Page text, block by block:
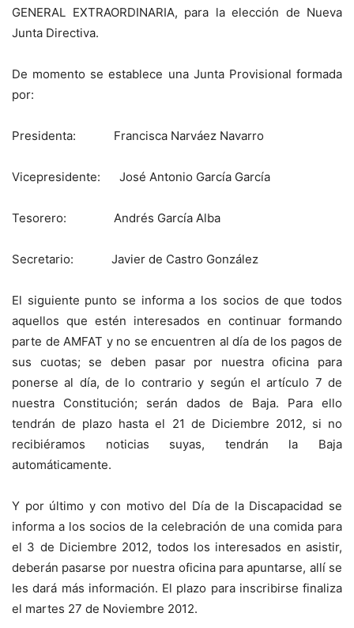
GENERAL EXTRAORDINARIA, para la elección de Nueva
Junta Directiva.
De momento se establece una Junta Provisional formada
por:
Presidenta: Francisca Narváez Navarro
Vicepresidente: José Antonio García García
Tesorero: Andrés García Alba
Secretario: Javier de Castro González
El siguiente punto se informa a los socios de que todos
aquellos que estén interesados en continuar formando
parte de AMFAT y no se encuentren al día de los pagos de
sus cuotas; se deben pasar por nuestra oficina para
ponerse al día, de lo contrario y según el artículo 7 de
nuestra Constitución; serán dados de Baja. Para ello
tendrán de plazo hasta el 21 de Diciembre 2012, si no
recibiéramos noticias suyas, tendrán la Baja
automáticamente.
Y por último y con motivo del Día de la Discapacidad se
informa a los socios de la celebración de una comida para
el 3 de Diciembre 2012, todos los interesados en asistir,
deberán pasarse por nuestra oficina para apuntarse, allí se
les dará más información. El plazo para inscribirse finaliza
el martes 27 de Noviembre 2012.